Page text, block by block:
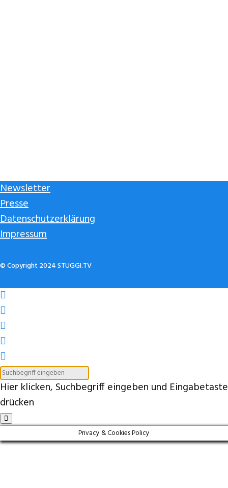
Newsletter
Presse
Datenschutzerklärung
Impressum
© Copyright 2024 STUGGI.TV
Hier klicken, Suchbegriff eingeben und Eingabetaste
drücken
Privacy & Cookies Policy